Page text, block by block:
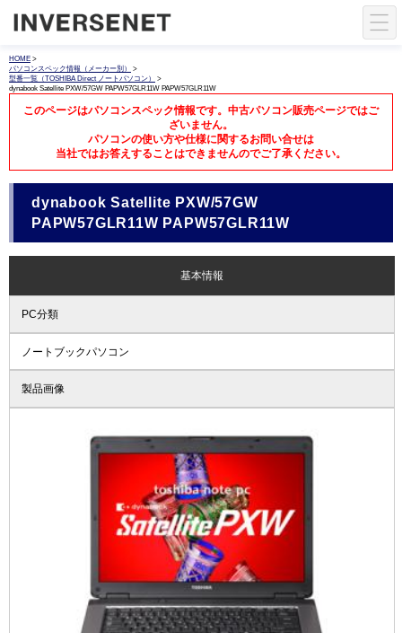
HOME >
パソコンスペック情報（メーカー別）
>
型番一覧（TOSHIBA Direct ノートパソコン）
>
dynabook Satellite PXW/57GW PAPW57GLR11W PAPW57GLR11W
このページはパソコンスペック情報です。中古パソコン販売ページではご
ざいません。
パソコンの使い方や仕様に関するお問い合せは
当社ではお答えすることはできませんのでご了承ください。
dynabook Satellite PXW/57GW
PAPW57GLR11W PAPW57GLR11W
基本情報
PC分類
ノートブックパソコン
製品画像